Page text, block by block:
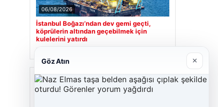
06/08/2026
İstanbul Boğazı’ndan dev gemi geçti,
köprülerin altından geçebilmek için
kulelerini yatırdı
Son Eklenen Firmalar
Göz Atın ×